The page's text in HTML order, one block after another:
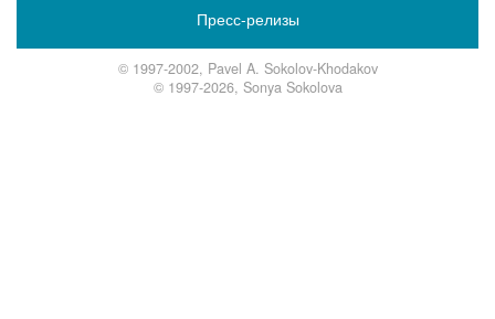
Пресс-релизы
© 1997-2002, Pavel A. Sokolov-Khodakov
© 1997-2026, Sonya Sokolova